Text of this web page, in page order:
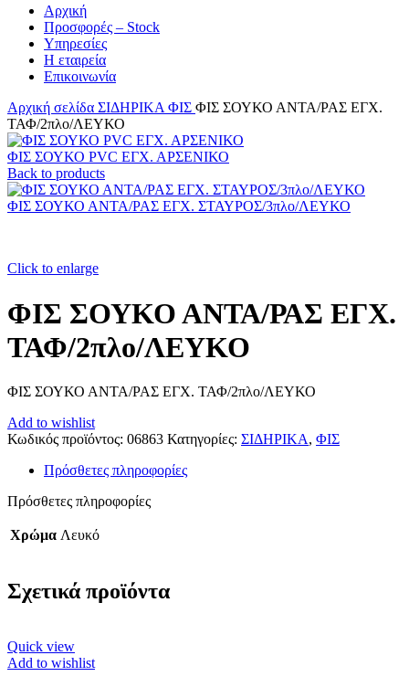
Αρχική
Προσφορές – Stock
Υπηρεσίες
Η εταιρεία
Επικοινωνία
Αρχική σελίδα ΣΙΔΗΡΙΚΑ ΦΙΣ ΦΙΣ ΣΟΥΚΟ ΑΝΤΑ/ΡΑΣ ΕΓΧ.
ΤΑΦ/2πλο/ΛΕΥΚΟ
ΦΙΣ ΣΟΥΚΟ PVC ΕΓΧ. ΑΡΣΕΝΙΚΟ
Back to products
ΦΙΣ ΣΟΥΚΟ ΑΝΤΑ/ΡΑΣ ΕΓΧ. ΣΤΑΥΡΟΣ/3πλο/ΛΕΥΚΟ
Click to enlarge
ΦΙΣ ΣΟΥΚΟ ΑΝΤΑ/ΡΑΣ ΕΓΧ.
ΤΑΦ/2πλο/ΛΕΥΚΟ
ΦΙΣ ΣΟΥΚΟ ΑΝΤΑ/ΡΑΣ ΕΓΧ. ΤΑΦ/2πλο/ΛΕΥΚΟ
Add to wishlist
Κωδικός προϊόντος: 06863 Κατηγορίες: ΣΙΔΗΡΙΚΑ, ΦΙΣ
Πρόσθετες πληροφορίες
Πρόσθετες πληροφορίες
Χρώμα Λευκό
Σχετικά προϊόντα
Quick view
Add to wishlist